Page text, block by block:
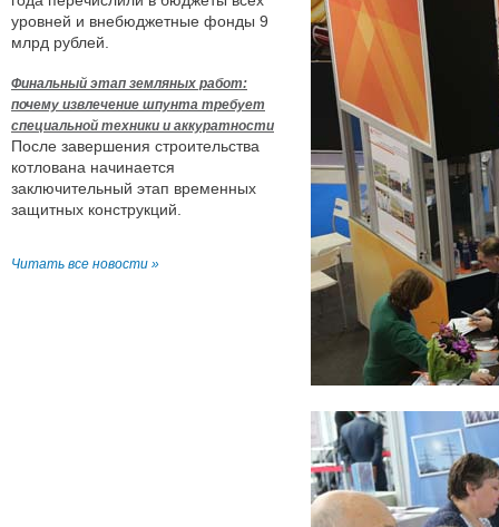
уровней и внебюджетные фонды 9
млрд рублей.
Финальный этап земляных работ:
почему извлечение шпунта требует
специальной техники и аккуратности
После завершения строительства
котлована начинается
заключительный этап временных
защитных конструкций.
Читать все новости »